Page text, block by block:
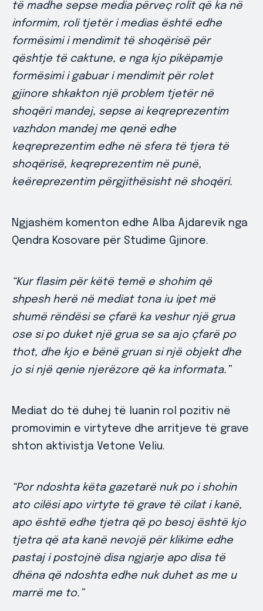
të madhe sepse media përveç rolit që ka në
informim, roli tjetër i medias është edhe
formësimi i mendimit të shoqërisë për
qështje të caktune, e nga kjo pikëpamje
formësimi i gabuar i mendimit për rolet
gjinore shkakton një problem tjetër në
shoqëri mandej, sepse ai keqreprezentim
vazhdon mandej me qenë edhe
keqreprezentim edhe në sfera të tjera të
shoqërisë, keqreprezentim në punë,
keëreprezentim përgjithësisht në shoqëri.
Ngjashëm komenton edhe Alba Ajdarevik nga
Qendra Kosovare për Studime Gjinore.
“Kur flasim për këtë temë e shohim që
shpesh herë në mediat tona iu ipet më
shumë rëndësi se çfarë ka veshur një grua
ose si po duket një grua se sa ajo çfarë po
thot, dhe kjo e bënë gruan si një objekt dhe
jo si një qenie njerëzore që ka informata.”
Mediat do të duhej të luanin rol pozitiv në
promovimin e virtyteve dhe arritjeve të grave
shton aktivistja Vetone Veliu.
“Por ndoshta këta gazetarë nuk po i shohin
ato cilësi apo virtyte të grave të cilat i kanë,
apo është edhe tjetra që po besoj është kjo
tjetra që ata kanë nevojë për klikime edhe
pastaj i postojnë disa ngjarje apo disa të
dhëna që ndoshta edhe nuk duhet as me u
marrë me to.”